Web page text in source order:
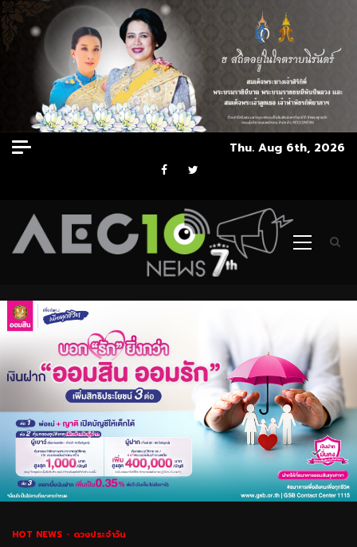
Skip
to
Thu. Aug 6th, 2026
Facebook
Twitter
Primary
HOT NEWS ดวงประจำวัน